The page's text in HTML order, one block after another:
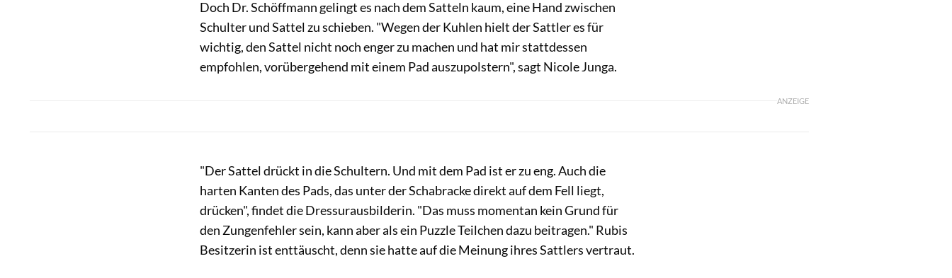
Doch Dr. Schöffmann gelingt es nach dem Sat­teln kaum, eine Hand zwischen
Schul­ter und Sattel zu schieben. "Wegen der Kuhlen hielt der Sattler es für
wichtig, den Sattel nicht noch enger zu machen und hat mir stattdessen
empfohlen, vorübergehend mit einem Pad auszu­polstern", sagt Nicole Junga.
ANZEIGE
"Der Sattel drückt in die Schultern. Und mit dem Pad ist er zu eng. Auch die
harten Kanten des Pads, das unter der Schabracke direkt auf dem Fell liegt,
drücken", fin­det die Dressurausbilderin. "Das muss momentan kein Grund für
den Zungen­fehler sein, kann aber als ein Puzzle­ Teilchen dazu beitragen." Rubis
Be­sitzerin ist enttäuscht, denn sie hatte auf die Meinung ihres Sattlers vertraut.